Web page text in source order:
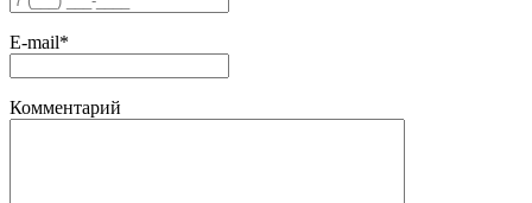
E-mail*
Комментарий